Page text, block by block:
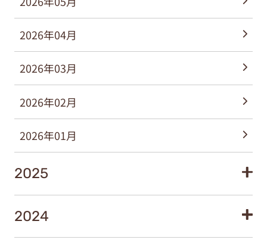
2026年04月
2026年03月
2026年02月
2026年01月
2025
2024